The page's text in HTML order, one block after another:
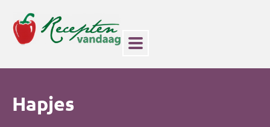
Hapjes